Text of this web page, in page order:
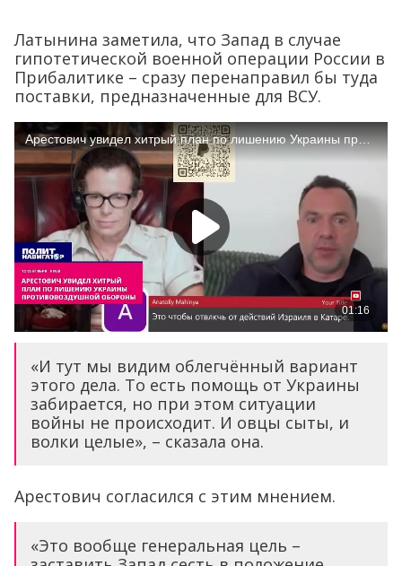
Латынина заметила, что Запад в случае
гипотетической военной операции России в
Прибалитике – сразу перенаправил бы туда
поставки, предназначенные для ВСУ.
«И тут мы видим облегчённый вариант
этого дела. То есть помощь от Украины
забирается, но при этом ситуации
войны не происходит. И овцы сыты, и
волки целые», – сказала она.
Арестович согласился с этим мнением.
«Это вообще генеральная цель –